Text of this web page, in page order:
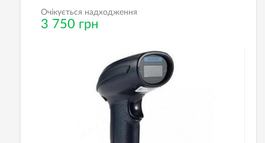
Очікується надходження
3 750 грн